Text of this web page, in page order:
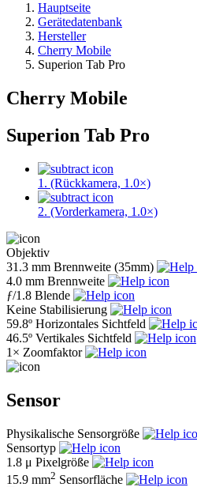
Hauptseite
Gerätedatenbank
Hersteller
Cherry Mobile
Superion Tab Pro
Cherry Mobile
Superion Tab Pro
1. (Rückkamera, 1.0×)
2. (Vorderkamera, 1.0×)
Objektiv
31.3 mm Brennweite (35mm)
4.0 mm Brennweite
ƒ/1.8 Blende
Keine Stabilisierung
59.8º Horizontales Sichtfeld
46.5º Vertikales Sichtfeld
1× Zoomfaktor
Sensor
Physikalische Sensorgröße
Sensortyp
1.8 μ Pixelgröße
15.9 mm2 Sensorfläche